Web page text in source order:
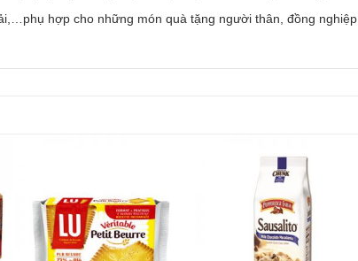
hợp cho những món quà tặng người thân, đồng nghiệp,